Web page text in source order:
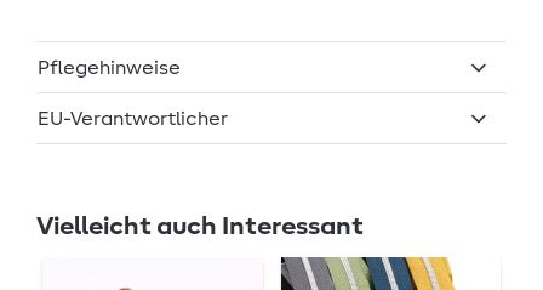
Pflegehinweise
EU-Verantwortlicher
Vielleicht auch Interessant